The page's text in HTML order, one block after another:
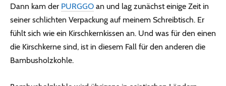
Dann kam der PURGGO an und lag zunächst einige Zeit in
seiner schlichten Verpackung auf meinem Schreibtisch. Er
fühlt sich wie ein Kirschkernkissen an. Und was für den einen
die Kirschkerne sind, ist in diesem Fall für den anderen die
Bambusholzkohle.